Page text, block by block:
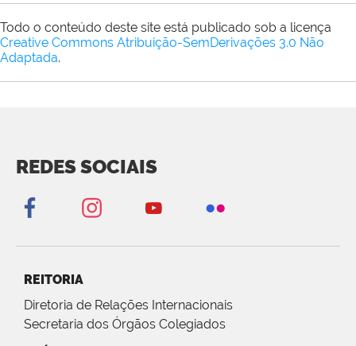
Todo o conteúdo deste site está publicado sob a licença
Creative Commons Atribuição-SemDerivações 3.0 Não
Adaptada.
REDES SOCIAIS
REITORIA
Diretoria de Relações Internacionais
Secretaria dos Órgãos Colegiados